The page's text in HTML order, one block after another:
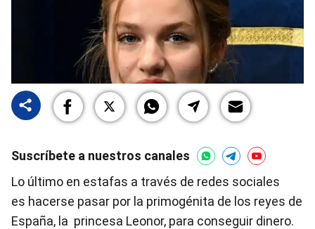
Suscríbete a nuestros canales
Lo último en estafas a través de redes sociales
es hacerse pasar por la primogénita de los reyes de
España, la princesa Leonor, para conseguir dinero.